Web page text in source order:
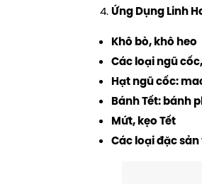
Ứng Dụng Linh
Khô bò, khô heo
Các loại ngũ
Hạt ngũ cốc:
Bánh Tết: bánh
Mứt, kẹo Tết
Các loại đặc